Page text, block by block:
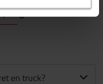
en truck?